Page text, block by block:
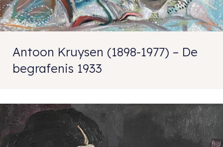
Antoon Kruysen (1898-1977) – De
begrafenis 1933